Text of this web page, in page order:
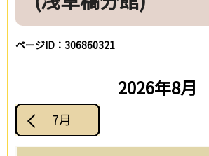
ページID：306860321
2026年8月
7月